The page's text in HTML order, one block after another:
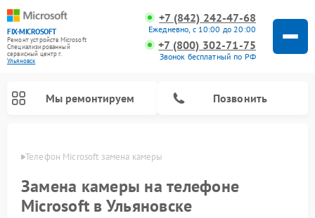
FIX-MICROSOFT
Ремонт устройств Microsoft
Специализированный
cервисный центр г.
Ульяновск
+7 (842) 242-47-68
Ежедневно, с 10:00 до 20:00
+7 (800) 302-71-75
Звонок бесплатный по РФ
Мы ремонтируем Позвонить
Телефон Microsoft замена камеры
Замена камеры на телефоне
Microsoft в Ульяновске